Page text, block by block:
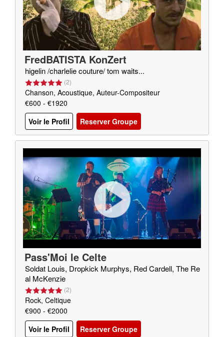
FredBATISTA KonZert
higelin /charlelie couture/ tom waits...
(2)
Chanson, Acoustique, Auteur-Compositeur
€600 - €1920
Voir le Profil
Reserver Groupe
Pass'Moi le Celte
Soldat Louis, Dropkick Murphys, Red Cardell, The Re
al McKenzie
(2)
Rock, Celtique
€900 - €2000
Voir le Profil
Reserver Groupe